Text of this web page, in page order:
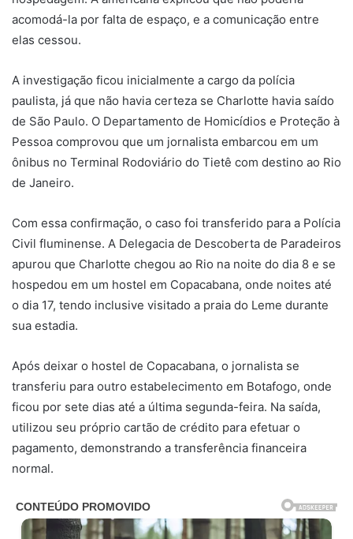
acomodá-la por falta de espaço, e a comunicação entre
elas cessou.
A investigação ficou inicialmente a cargo da polícia
paulista, já que não havia certeza se Charlotte havia saído
de São Paulo. O Departamento de Homicídios e Proteção à
Pessoa comprovou que um jornalista embarcou em um
ônibus no Terminal Rodoviário do Tietê com destino ao Rio
de Janeiro.
Com essa confirmação, o caso foi transferido para a Polícia
Civil fluminense. A Delegacia de Descoberta de Paradeiros
apurou que Charlotte chegou ao Rio na noite do dia 8 e se
hospedou em um hostel em Copacabana, onde noites até
o dia 17, tendo inclusive visitado a praia do Leme durante
sua estadia.
Após deixar o hostel de Copacabana, o jornalista se
transferiu para outro estabelecimento em Botafogo, onde
ficou por sete dias até a última segunda-feira. Na saída,
utilizou seu próprio cartão de crédito para efetuar o
pagamento, demonstrando a transferência financeira
normal.